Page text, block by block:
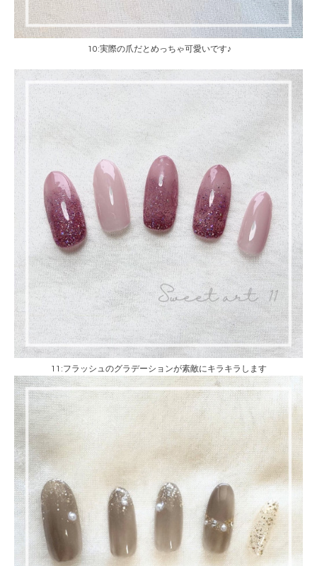
10:実際の爪だとめっちゃ可愛いです♪
11:フラッシュのグラデーションが素敵にキラキラします